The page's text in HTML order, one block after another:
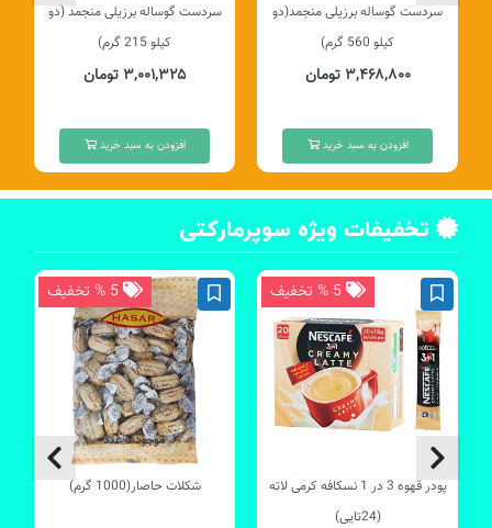
سردست گوساله برزیلی منجمد(دو
کیلو 560 گرم)
۳,۴۶۸,۸۰۰ تومان
افزودن به سبد خرید
سردست گوساله برزیلی منجمد (دو
کیلو 215 گرم)
۳,۰۰۱,۳۲۵ تومان
افزودن به سبد خرید
تخفیفات ویژه سوپرمارکتی
5 % تخفیف
پودر قهوه 3 در 1 نسکافه کرمی لاته
(24تایی)
5 % تخفیف
موجود 3 عدد
شکلات حاصار(1000 گرم)